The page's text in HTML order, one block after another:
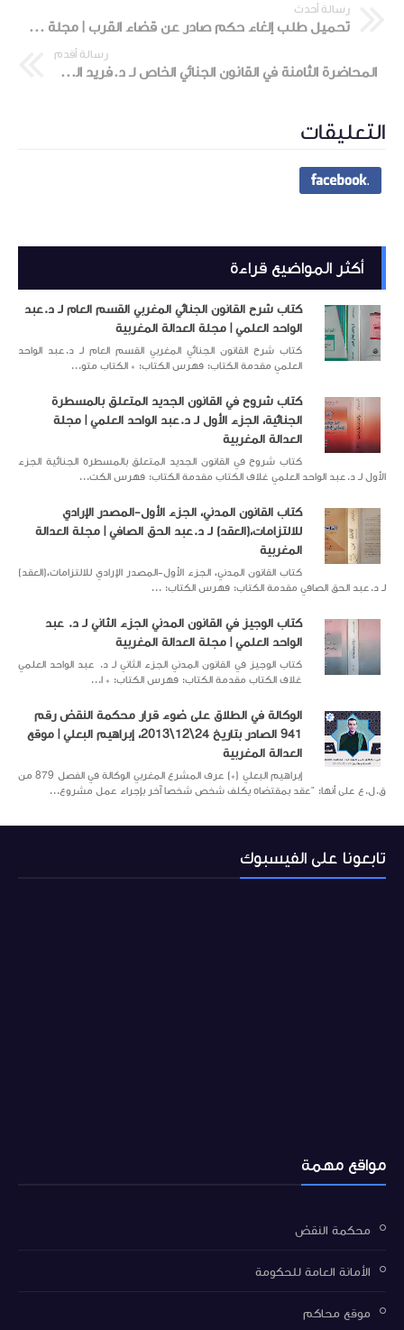
رسالة أحدث
تحميل طلب إلغاء حكم صادر عن قضاء القرب | مجلة العدالة المغربية
رسالة أقدم
المحاضرة الثامنة في القانون الجنائي الخاص لـ د.فريد السموني
التعليقات
أكثر المواضيع قراءة
كتاب شرح القانون الجنائي المغربي القسم العام لـ د.عبد
الواحد العلمي | مجلة العدالة المغربية
كتاب شرح القانون الجنائي المغربي القسم العام لـ د.عبد الواحد
العلمي مقدمة الكتاب: فهرس الكتاب: * الكتاب متو...
كتاب شروح في القانون الجديد المتعلق بالمسطرة
الجنائية، الجزء الأول لـ د.عبد الواحد العلمي | مجلة
العدالة المغربية
كتاب شروح في القانون الجديد المتعلق بالمسطرة الجنائية الجزء
الأول لـ د.عبد الواحد العلمي غلاف الكتاب مقدمة الكتاب: فهرس الكت...
كتاب القانون المدني، الجزء الأول-المصدر الإرادي
للالتزامات،(العقد) لـ د.عبد الحق الصافي | مجلة العدالة
المغربية
كتاب القانون المدني، الجزء الأول-المصدر الإرادي للالتزامات،(العقد)
لـ د.عبد الحق الصافي مقدمة الكتاب: فهرس الكتاب: ...
كتاب الوجيز في القانون المدني الجزء الثاني لـ د. عبد
الواحد العلمي | مجلة العدالة المغربية
كتاب الوجيز في القانون المدني الجزء الثاني لـ د. عبد الواحد العلمي
غلاف الكتاب مقدمة الكتاب: فهرس الكتاب: * ا...
الوكالة في الطلاق على ضوء قرار محكمة النقض رقم
941 الصادر بتاريخ 24\12\2013، إبراهيم البعلي | موقع
العدالة المغربية
إبراهيم البعلي (*) عرف المشرع المغربي الوكالة في الفصل 879 من
ق.ل.ع على أنها: "عقد بمقتضاه يكلف شخص شخصا آخر بإجراء عمل مشروع...
تابعونا على الفيسبوك
مواقع مهمة
محكمة النقض
الأمانة العامة للحكومة
موقع محاكم